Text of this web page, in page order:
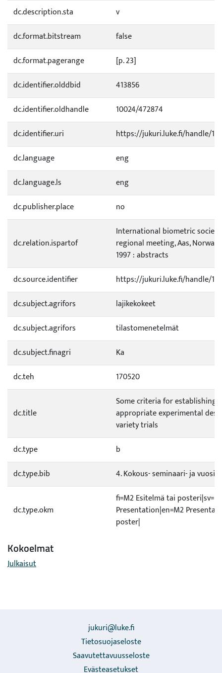
dc.description.sta
v
dc.format.bitstream
false
dc.format.pagerange
[p. 23]
dc.identifier.olddbid
413856
dc.identifier.oldhandle
10024/472874
dc.identifier.uri
https://jukuri.luke.fi/handle/
dc.language
eng
dc.language.ls
eng
dc.publisher.place
no
dc.relation.ispartof
International biometric
regional meeting, Aas, Norway,
1997 : abstracts
dc.source.identifier
https://jukuri.luke.fi/handle/
dc.subject.agrifors
lajikekokeet
dc.subject.agrifors
tilastomenetelmät
dc.subject.finagri
Ka
dc.teh
170520
dc.title
Some criteria for establishing
appropriate experimental
variety trials
dc.type
b
dc.type.bib
4. Kokous- seminaari- ja
dc.type.okm
fi=M2 Esitelmä tai
Presentation|en=M2
poster|
Kokoelmat
Julkaisut
jukuri@luke.fi
Tietosuojaseloste
Saavutettavuusseloste
Evästeasetukset